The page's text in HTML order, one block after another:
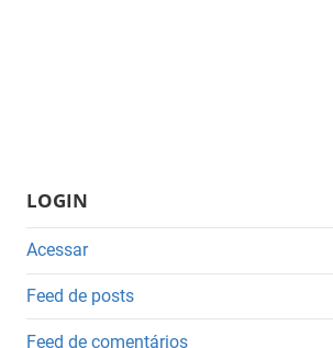
LOGIN
Acessar
Feed de posts
Feed de comentários